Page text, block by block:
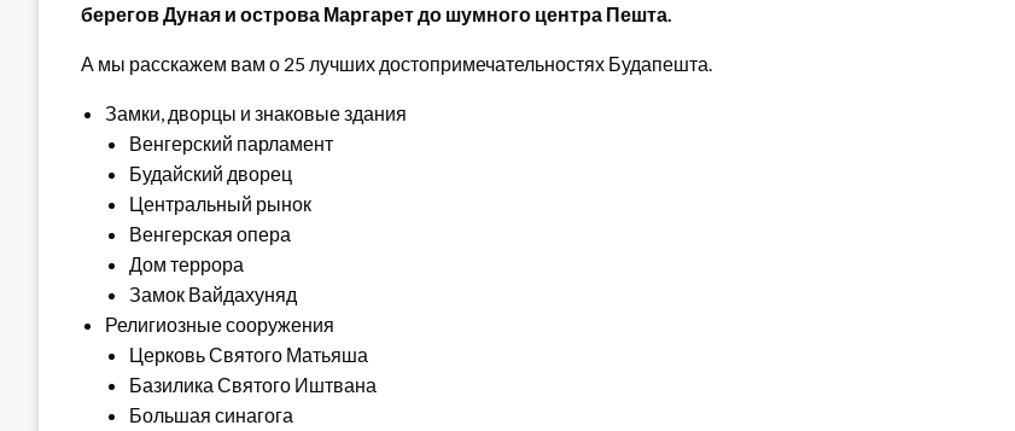
берегов Дуная и острова Маргарет до шумного центра Пешта.
А мы расскажем вам о 25 лучших достопримечательностях Будапешта.
Замки, дворцы и знаковые здания
Венгерский парламент
Будайский дворец
Центральный рынок
Венгерская опера
Дом террора
Замок Вайдахуняд
Религиозные сооружения
Церковь Святого Матьяша
Базилика Святого Иштвана
Большая синагога